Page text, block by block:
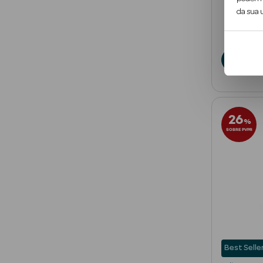
da sua
26%
SOBRE PVPR
Best